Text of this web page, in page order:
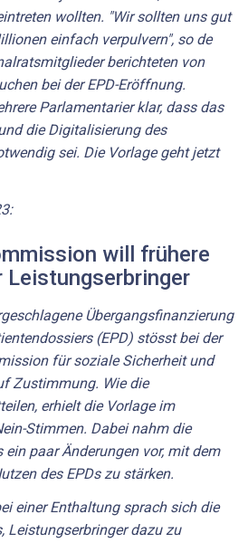
wollten. "Wir sollten uns gut
einfach verpulvern", so de
berichteten von
bei der EPD-Eröffnung.
Parlamentarier klar, dass das
die Digitalisierung des
sei. Die Vorlage geht jetzt
will frühere
Leistungserbringer
Übergangsfinanzierung
(EPD) stösst bei der
für soziale Sicherheit und
Zustimmung. Wie die
erhielt die Vorlage im
Stimmen. Dabei nahm die
paar Änderungen vor, mit dem
des EPDs zu stärken.
einer Enthaltung sprach sich die
Leistungserbringer dazu zu